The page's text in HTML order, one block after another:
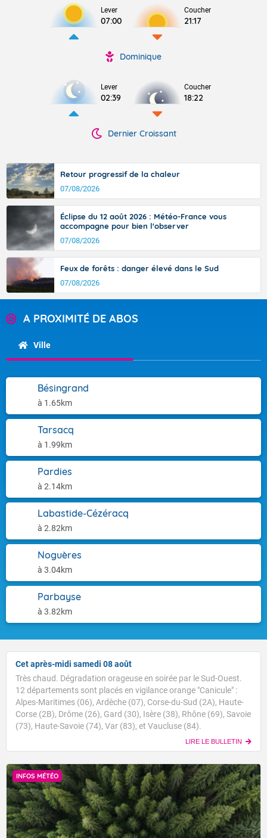
Lever
07:00
Coucher
21:17
Dominique
Lever
02:39
Coucher
18:22
Dernier Croissant
Retour progressif de la chaleur
07/08/2026
Éclipse du 12 août 2026 : Météo-France vous
accompagne pour bien l'observer
07/08/2026
Feux de forêts : danger élevé dans le Sud
07/08/2026
A PROXIMITÉ DE ABOS
Ville
Bésingrand
à 1.65km
Tarsacq
à 1.99km
Pardies
à 2.14km
Labastide-Cézéracq
à 2.82km
Noguères
à 3.04km
Parbayse
à 3.82km
Cet après-midi samedi 08 août
Très chaud. Dégradation orageuse en soirée par le Sud-Ouest.
12 départements sont placés en vigilance orange "Canicule" :
Alpes-Maritimes (06), Ardèche (07), Corse-du-Sud (2A), Haute-
Corse (2B), Drôme (26), Gard (30), Isère (38), Rhône (69), Savoie
(73), Haute-Savoie (74), Var (83), et Vaucluse (84).
LIRE LE BULLETIN
INFOS MÉTÉO